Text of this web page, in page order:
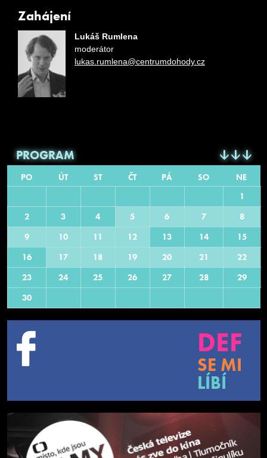
Zahájení
Lukáš Rumlena
moderátor
lukas.rumlena@centrumdohody.cz
PROGRAM
PO ÚT ST ČT PÁ SO
NE
1
2
3 4 5 6 7
8
9
10 11 12 13 14
15
16
17 18 19 20 21
22
23
24 25 26 27 28
29
30
DEF
SE MI
LÍBÍ